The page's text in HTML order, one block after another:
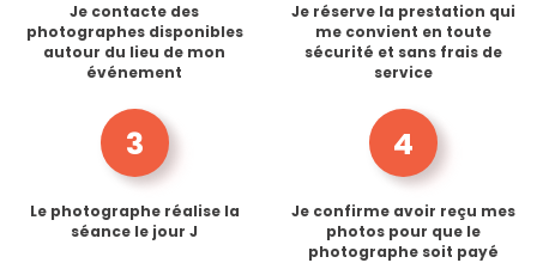
Je contacte des
photographes disponibles
autour du lieu de mon
événement
Je réserve la prestation qui
me convient en toute
sécurité et sans frais de
service
3
Le photographe réalise la
séance le jour J
4
Je confirme avoir reçu mes
photos pour que le
photographe soit payé